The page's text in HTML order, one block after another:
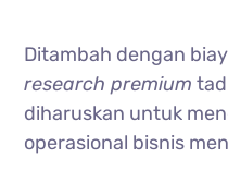
Ditambah dengan
research premium
diharuskan untuk
operasional bisnis